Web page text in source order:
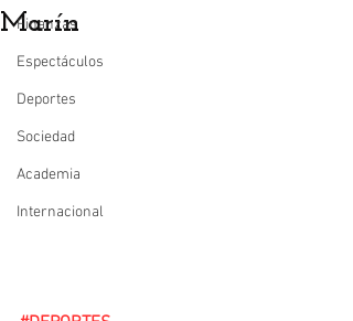
Finanzas
Espectáculos
Deportes
Sociedad
Academia
Internacional
Marín